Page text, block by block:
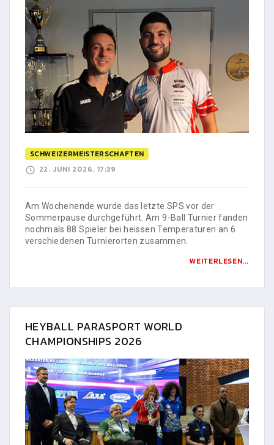
SCHWEIZERMEISTERSCHAFTEN
22. JUNI 2026, 17:39
Am Wochenende wurde das letzte SPS vor der
Sommerpause durchgeführt. Am 9-Ball Turnier fanden
nochmals 88 Spieler bei heissen Temperaturen an 6
verschiedenen Turnierorten zusammen.
WEITERLESEN...
HEYBALL PARASPORT WORLD
CHAMPIONSHIPS 2026